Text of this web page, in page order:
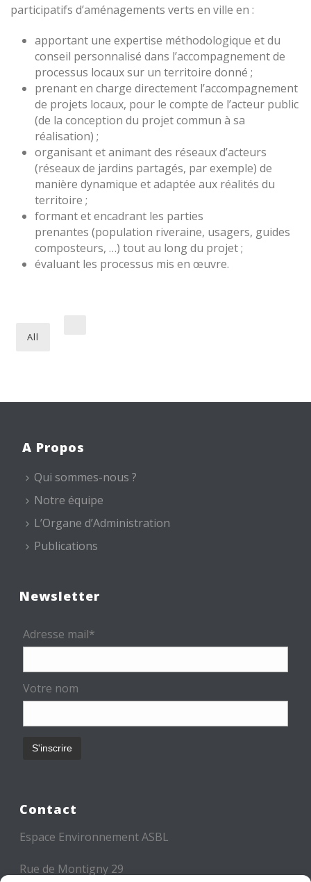
participatifs d’aménagements verts en ville en :
apportant une expertise méthodologique et du
conseil personnalisé dans l’accompagnement de
processus locaux sur un territoire donné ;
prenant en charge directement l’accompagnement
de projets locaux, pour le compte de l’acteur public
(de la conception du projet commun à sa
réalisation) ;
organisant et animant des réseaux d’acteurs
(réseaux de jardins partagés, par exemple) de
manière dynamique et adaptée aux réalités du
territoire ;
formant et encadrant les parties
prenantes (population riveraine, usagers, guides
composteurs, …) tout au long du projet ;
évaluant les processus mis en œuvre.
All
A Propos
Qui sommes-nous ?
Notre équipe
L’Organe d’Administration
Publications
Newsletter
Adresse mail*
Votre nom
Contact
Espace Environnement ASBL
Rue de Montigny 29